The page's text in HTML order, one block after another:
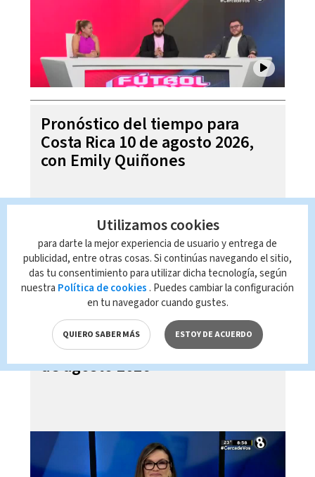
Pronóstico del tiempo para
Costa Rica 10 de agosto 2026,
con Emily Quiñones
Noticias Telediario Estelar, 07
de agosto 2026
Utilizamos cookies
para darte la mejor experiencia de usuario y entrega de
publicidad, entre otras cosas. Si continúas navegando el sitio,
das tu consentimiento para utilizar dicha tecnología, según
nuestra Política de cookies . Puedes cambiar la configuración
en tu navegador cuando gustes.
QUIERO SABER MÁS ESTOY DE ACUERDO